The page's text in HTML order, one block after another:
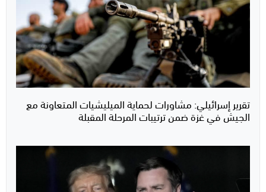
تقرير إسرائيلي: مشاورات لحماية الميليشيات المتعاونة مع
الجيش في غزة ضمن ترتيبات المرحلة المقبلة